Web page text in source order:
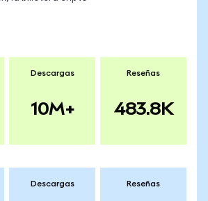
Descargas
10M+
Reseñas
483.8K
Descargas Reseñas